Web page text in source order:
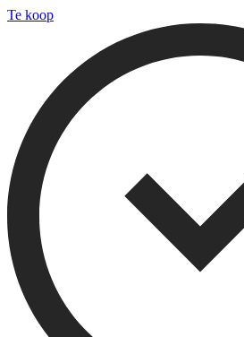
Te koop